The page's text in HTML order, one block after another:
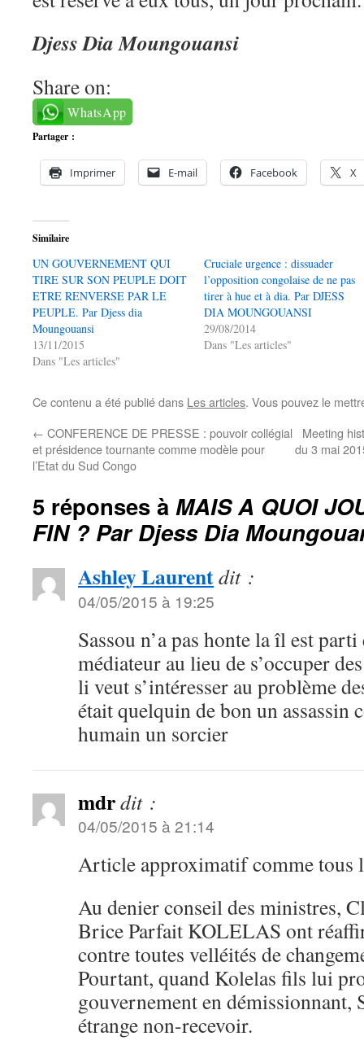
Djess Dia Moungouansi
Share on:
WhatsApp
Partager :
Imprimer E-mail Facebook X
Similaire
UN GOUVERNEMENT QUI
TIRE SUR SON PEUPLE DOIT
ETRE RENVERSE PAR LE
PEUPLE. Par Djess dia
Moungouansi
13/11/2015
Dans "Les articles"
Cruciale urgence : dissuader
l’opposition congolaise de ne pas
tirer à hue et à dia. Par DJESS
DIA MOUNGOUANSI
29/08/2014
Dans "Les articles"
Ce contenu a été publié dans Les articles. Vous pouvez le
← CONFERENCE DE PRESSE : pouvoir collégial
et présidence tournante comme modèle pour
l’Etat du Sud Congo
Meeting
du 3 mai
5 réponses à MAIS A QUOI
FIN ? Par Djess Dia
Ashley Laurentdit :
04/05/2015 à 19:25
Sassou n’a pas honte la îl est
médiateur au lieu de s’occuper
li veut s’intéresser au problème
était quelquin de bon un assassin
humain un sorcier
mdrdit :
04/05/2015 à 21:14
Article approximatif comme tous
Au denier conseil des ministres,
Brice Parfait KOLELAS ont
contre toutes velléités de
Pourtant, quand Kolelas fils lui
gouvernement en démissionnant,
étrange non-recevoir.